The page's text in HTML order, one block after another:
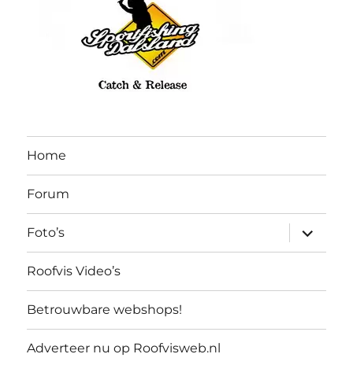
Home
Forum
Foto’s
Roofvis Video’s
Betrouwbare webshops!
Adverteer nu op Roofvisweb.nl